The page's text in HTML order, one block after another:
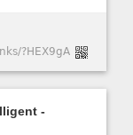
?HEX9gA
-